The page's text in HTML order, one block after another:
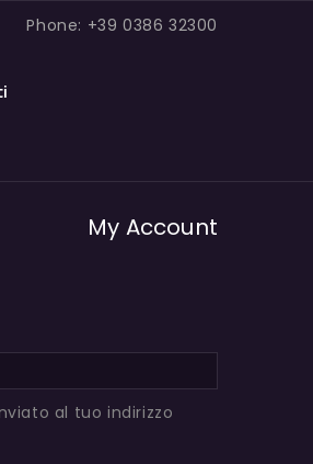
Phone: +39 0386 32300
My Account
al tuo indirizzo